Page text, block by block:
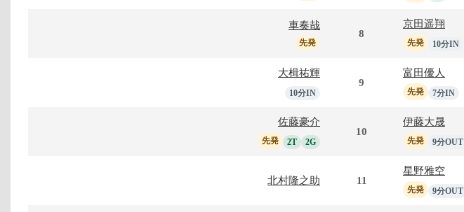
車奏哉
先発
8
京田遥翔
先発 10分IN
大楫祐輝
10分IN
9
富田優人
先発 7分IN
佐藤豪介
先発 2T 2G
10
伊藤大晟
先発 9分OUT
北村隆之助 11
星野雅空
先発 9分OUT